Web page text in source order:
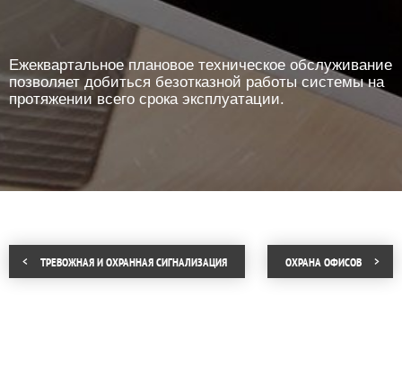
Ежеквартальное плановое техническое обслуживание
позволяет добиться безотказной работы системы на
протяжении всего срока эксплуатации.
ТРЕВОЖНАЯ И ОХРАННАЯ СИГНАЛИЗАЦИЯ ОХРАНА ОФИСОВ